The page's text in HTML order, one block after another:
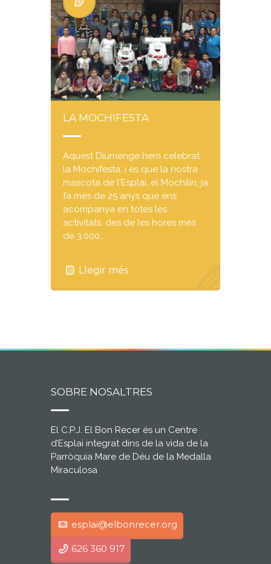
LA MOCHIFESTA
Aquest Diumenge hem celebrat
la Mochifesta, i és que la nostra
mascota de l'Esplai, el Mochilín, ja
fa més de 25 anys que ens
acompanya en totes les
activitats, des de les hores més
de 3.000…
Llegir més
SOBRE NOSALTRES
El C.P.J. El Bon Recer és un Centre
d’Esplai integrat dins de la vida de la
Parròquia Mare de Déu de la Medalla
Miraculosa
esplai@elbonrecer.org
626 360 917